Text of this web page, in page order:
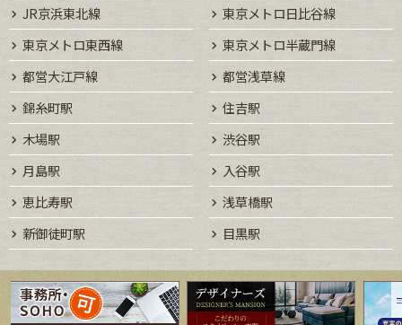
JR京浜東北線
東京メトロ日比谷線
東京メトロ東西線
東京メトロ半蔵門線
都営大江戸線
都営浅草線
錦糸町駅
住吉駅
木場駅
渋谷駅
月島駅
入谷駅
恵比寿駅
浅草橋駅
新御徒町駅
目黒駅